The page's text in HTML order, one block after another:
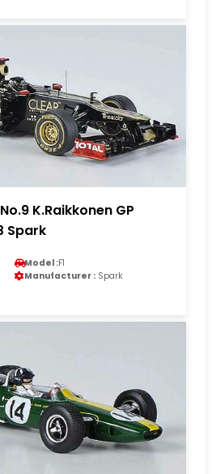
K.Raikkonen GP
Spark
Model :F1
Manufacturer : Spark